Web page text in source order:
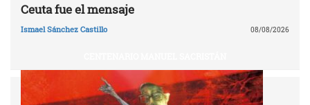
Ceuta fue el mensaje
Ismael Sánchez Castillo 08/08/2026